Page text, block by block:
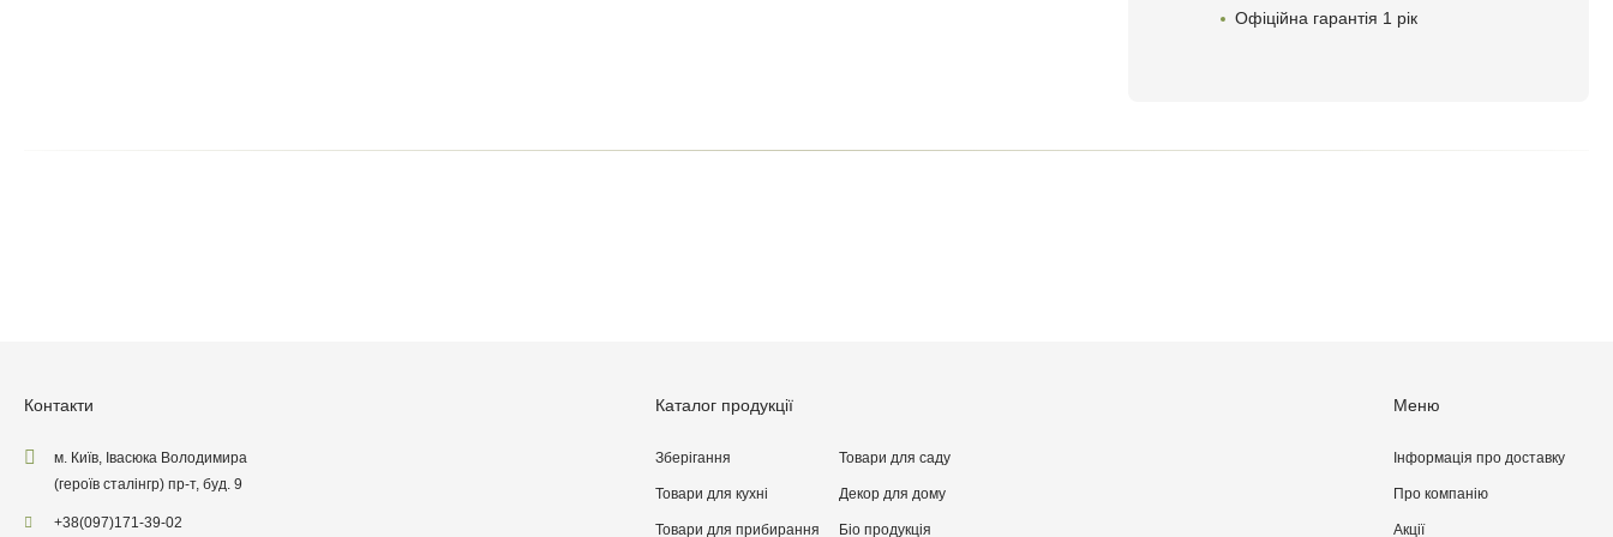
Офіційна гарантія 1 рік
Контакти
м. Київ, Івасюка Володимира
(героїв сталінгр) пр-т, буд. 9
+38(097)171-39-02
Каталог продукції
Зберігання
Товари для кухні
Товари для прибирання
Товари для саду
Декор для дому
Бiо продукція
Меню
Інформація про доставку
Про компанiю
Акції